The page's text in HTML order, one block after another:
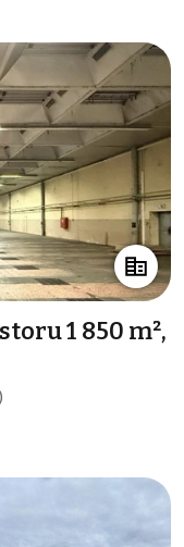
1 850 m²,